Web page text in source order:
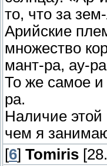
то, что за
Арийские
множество
мант-ра, ау-
То же самое и
ра.
Наличие этой
чем я
[6] Tomiris